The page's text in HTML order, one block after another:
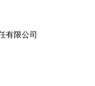
有限公司